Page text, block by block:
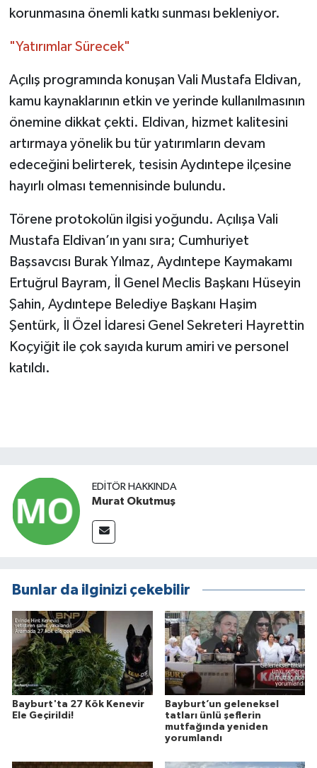
korunmasına önemli katkı sunması bekleniyor.
"Yatırımlar Sürecek"
Açılış programında konuşan Vali Mustafa Eldivan,
kamu kaynaklarının etkin ve yerinde kullanılmasının
önemine dikkat çekti. Eldivan, hizmet kalitesini
artırmaya yönelik bu tür yatırımların devam
edeceğini belirterek, tesisin Aydıntepe ilçesine
hayırlı olması temennisinde bulundu.
Törene protokolün ilgisi yoğundu. Açılışa Vali
Mustafa Eldivan’ın yanı sıra; Cumhuriyet
Başsavcısı Burak Yılmaz, Aydıntepe Kaymakamı
Ertuğrul Bayram, İl Genel Meclis Başkanı Hüseyin
Şahin, Aydıntepe Belediye Başkanı Haşim
Şentürk, İl Özel İdaresi Genel Sekreteri Hayrettin
Koçyiğit ile çok sayıda kurum amiri ve personel
katıldı.
EDITÖR HAKKINDA
Murat Okutmuş
Bunlar da ilginizi çekebilir
Bayburt'ta 27 Kök Kenevir
Ele Geçirildi!
Bayburt’un geleneksel
tatları ünlü şeflerin
mutfağında yeniden
yorumlandı